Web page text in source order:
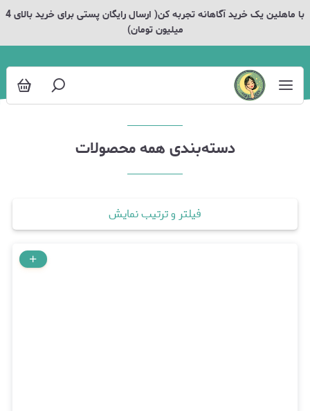
با ماهلین یک خرید آگاهانه تجربه کن( ارسال رایگان پستی برای خرید بالای 4
میلیون تومان)
دسته‌بندی همه محصولات
فیلتر و ترتیب نمایش